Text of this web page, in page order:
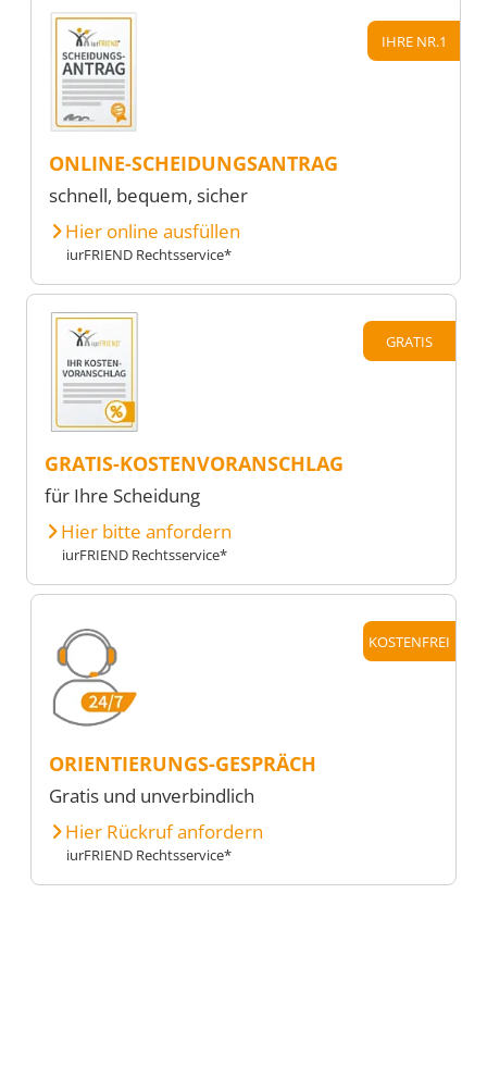
IHRE NR.1
ONLINE-SCHEIDUNGSANTRAG
schnell, bequem, sicher
Hier online ausfüllen
iurFRIEND Rechtsservice*
GRATIS
GRATIS-KOSTENVORANSCHLAG
für Ihre Scheidung
Hier bitte anfordern
iurFRIEND Rechtsservice*
KOSTENFREI
ORIENTIERUNGS-GESPRÄCH
Gratis und unverbindlich
Hier Rückruf anfordern
iurFRIEND Rechtsservice*